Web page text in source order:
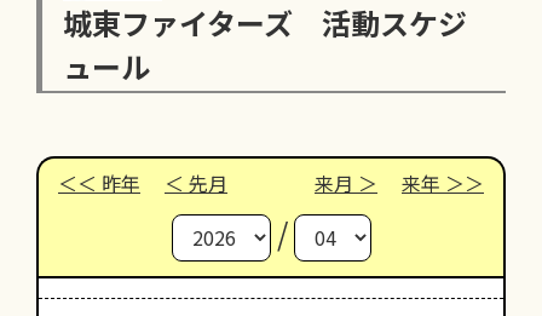
城東ファイターズ 活動スケジ
ュール
昨年 先月 来月 来年
/